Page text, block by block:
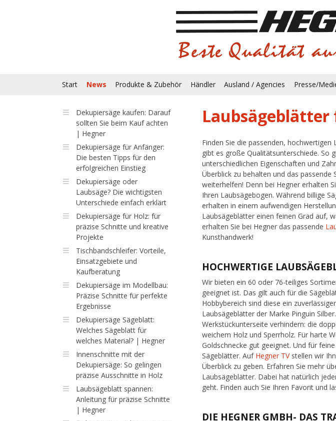
Start News Produkte & Zubehör Händler Ausland / Agencies Presse/
Dekupiersäge kaufen: Darauf
sollten Sie beim Kauf achten
| Hegner
Dekupiersäge für Anfänger:
Die besten Tipps für den
erfolgreichen Einstieg
Dekupiersäge oder
Laubsäge? Die wichtigsten
Unterschiede einfach erklärt
Dekupiersäge für Holz: für
präzise Schnitte und kreative
Projekte
Tischbandschleifer: Vorteile,
Einsatzgebiete und
Kaufberatung
Dekupiersäge im Modellbau:
Präzise Schnitte für perfekte
Ergebnisse
Dekupiersäge Sägeblatt:
Welches Sägeblatt für
welches Material? | Hegner
Innenschnitte mit der
Dekupiersäge: So gelingen
präzise Ausschnitte in Holz
Laubsägeblatt spannen:
Anleitung für präzise Schnitte
| Hegner
Finden Sie die passenden,
gibt es große Qualitätsunterschiede. So
unterschiedlichen Eigenschaften und
Überblick zu behalten und das
weiterhelfen! Denn bei Hegner erhalten
Ihren Laubsägebogen. Während billige
erhalten in einem aufwendigen
Laubsägeblätter einen feinen Grad auf,
erhalten Sie bei Hegner das passende
Kunsthandwerk!
HOCHWERTIGE
Wir bieten ein 60 oder 76-teiliges
geeignet ist. Das gilt auch für die
Hobbybereich sind diese ein
Laubsägeblätter der Marke Pinguin
Werkstückunterseite verhindern: die
weichem Holz und Sperrholz. Für harte
Goldschnecke gut geeignet. Und für
Sägeblätter. Auf Hegner TVstellen wir
Überblick zu geben. Erfahren Sie mehr
Laubsägeblätter. Dabei hat natürlich
geht. Finden auch Sie Ihren Favorit und
DIE HEGNER GMBH- DAS